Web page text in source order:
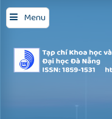
Menu
Quick
jump
to
page
content
Main